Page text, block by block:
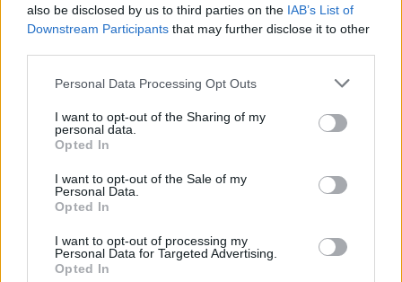
also be disclosed by us to third parties on the IAB’s List of
Downstream Participants that may further disclose it to other
Please note that this website/app uses one or more Google
not limited to your visit or usage behaviour. You may click to
grant or deny consent to Google and its third-party tags to
use your data for below specified purposes in below Google
consent section.
Personal Data Processing Opt Outs
I want to opt-out of the Sharing of my
personal data.
Opted In
I want to opt-out of the Sale of my
Personal Data.
Opted In
I want to opt-out of processing my
Personal Data for Targeted Advertising.
Opted In
απουσίας εναλλακτικών διαδρομών μεγάλης
κλίμακας. Η Σαουδική Αραβίακαι ταΗνωμένα
Αραβικά Εμιράταδιαθέτουν περιορισμένες
δυνατότητες παράκαμψης μέσω αγωγών προς
Κόλπο του Ομάν, γεγονός που μετριάζει, αλλά δεν
εξαλείφει, την ευαλωτότητά τους.
Ιράν, από την άλλη πλευρά, συνεχίζει να
εμποδίζεται να διαθέσει σημαντικούς όγκους
στην αγοράλόγω του αμερικανικού ναυτικού